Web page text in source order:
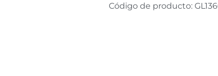
Código de producto: